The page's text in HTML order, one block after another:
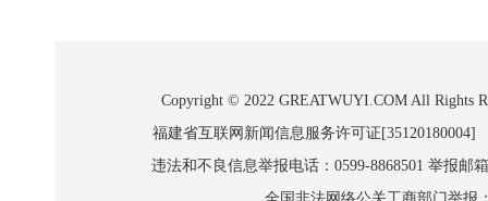
Copyright © 2022 GREATWUYI.COM All Rights
福建省互联网新闻信息服务许可证
违法和不良信息举报电话：0599-8868501 举报邮